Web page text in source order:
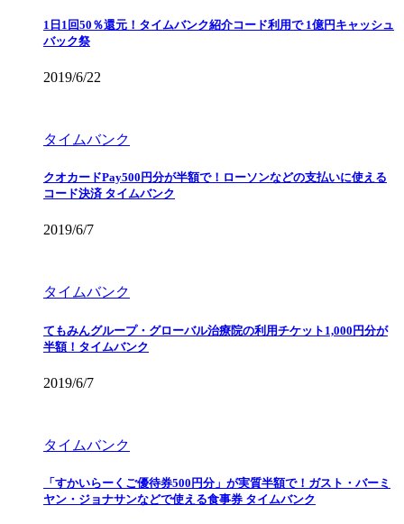
1日1回50％還元！タイムバンク紹介コード利用で 1億円キャッシュ
バック祭
2019/6/22
タイムバンク
クオカードPay500円分が半額で！ローソンなどの支払いに使える
コード決済 タイムバンク
2019/6/7
タイムバンク
てもみんグループ・グローバル治療院の利用チケット1,000円分が
半額！タイムバンク
2019/6/7
タイムバンク
「すかいらーくご優待券500円分」が実質半額で！ガスト・バーミ
ヤン・ジョナサンなどで使える食事券 タイムバンク